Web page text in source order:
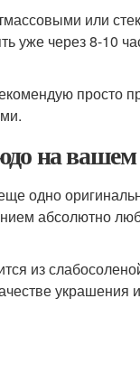
или
уже через 8-10
просто
на вашем
одно
абсолютно
из
украшения